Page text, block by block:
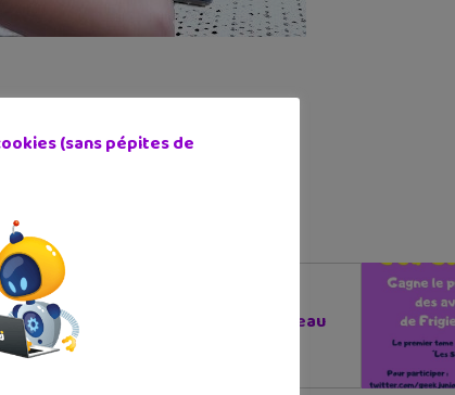
Article suivant
Jeu concours : gagne le nouveau
ro...
(sans pépites de